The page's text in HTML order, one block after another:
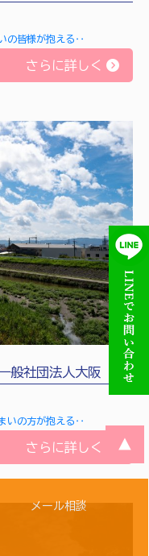
の皆様が抱える‥
さらに詳しく
般社団法人大阪
いの方が抱える‥
さらに詳しく ▲
メール相談